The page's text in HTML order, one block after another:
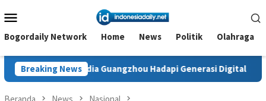
ke
kontenMobile
Bogordaily Network Home News Politik Olahraga
Breaking News
Guangzhou Hadapi Generasi Digital Dianugerahi